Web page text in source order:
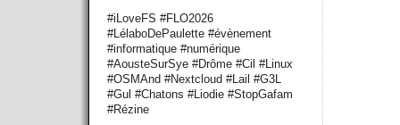
#iLoveFS #FLO2026
#LélaboDePaulette #évènement
#informatique #numérique
#AousteSurSye #Drôme #Cil #Linux
#OSMAnd #Nextcloud #Lail #G3L
#Gul #Chatons #Liodie #StopGafam
#Rézine